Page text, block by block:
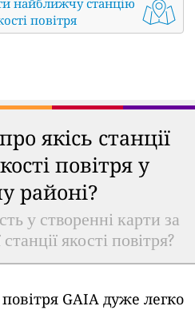
повітря
якісь станції
повітря у
районі?
у створенні карти за
якості повітря?
GAIA дуже легко